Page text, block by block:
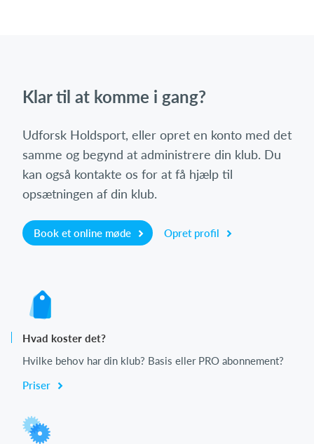
Klar til at komme i gang?
Udforsk Holdsport, eller opret en konto med det
samme og begynd at administrere din klub. Du
kan også kontakte os for at få hjælp til
opsætningen af din klub.
Book et online møde Opret profil
Hvad koster det?
Hvilke behov har din klub? Basis eller PRO abonnement?
Priser